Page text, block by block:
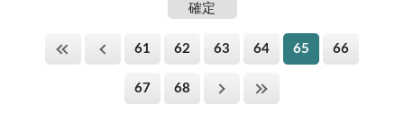
61 62 63 64 65 66
67 68